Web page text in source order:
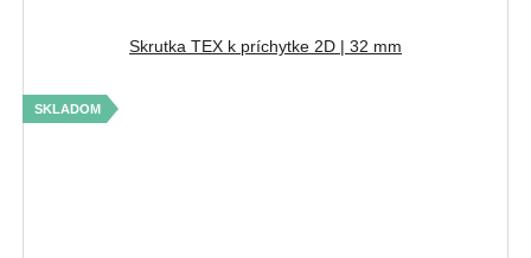
Skrutka TEX k príchytke 2D | 32 mm
SKLADOM